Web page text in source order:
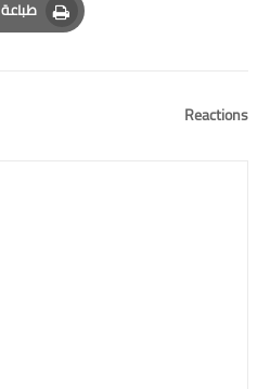
طباعة
Print
Reactions